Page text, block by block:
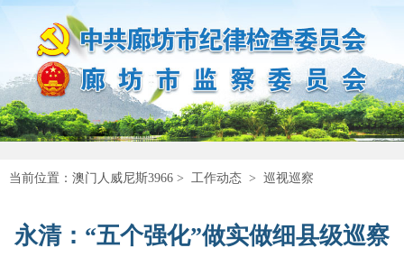
当前位置： 澳门人威尼斯3966 > 工作动态 > 巡视巡察
永清：“五个强化”做实做细县级巡察